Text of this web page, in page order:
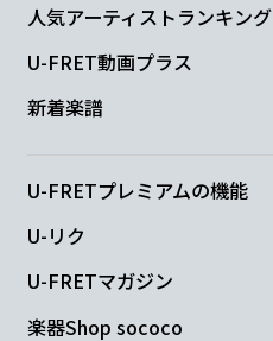
人気アーティストランキング
U-FRET動画プラス
新着楽譜
U-FRETプレミアムの機能
U-リク
U-FRETマガジン
楽器Shop sococo